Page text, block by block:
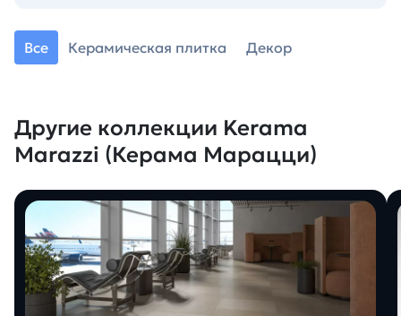
Все Керамическая плитка Декор
Другие коллекции Kerama
Marazzi (Керама Марацци)